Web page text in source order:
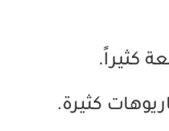
كثيراً.
كثيرة.